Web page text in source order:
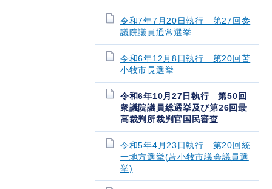
令和7年7月20日執行 第27回参
議院議員通常選挙
令和6年12月8日執行 第20回苫
小牧市長選挙
令和6年10月27日執行 第50回
衆議院議員総選挙及び第26回最
高裁判所裁判官国民審査
令和5年4月23日執行 第20回統
一地方選挙(苫小牧市議会議員選
挙)